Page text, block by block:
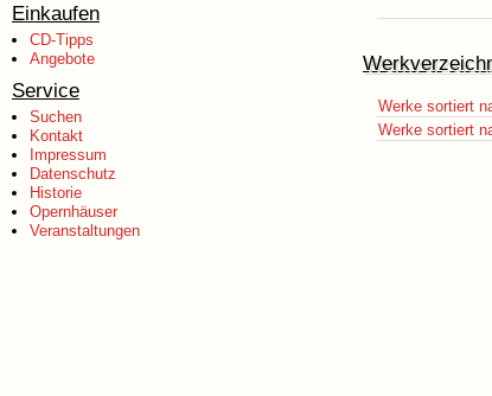
Einkaufen
CD-Tipps
Angebote
Service
Suchen
Kontakt
Impressum
Datenschutz
Historie
Opernhäuser
Veranstaltungen
Werke sortiert
Werke sortiert